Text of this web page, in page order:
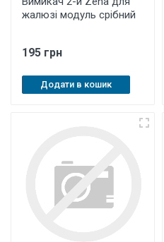
жалюзі модуль срібний
195 грн
Додати в кошик